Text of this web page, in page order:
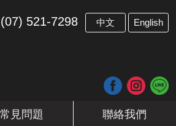
(07) 521-7298 中文 English
常見問題 聯絡我們